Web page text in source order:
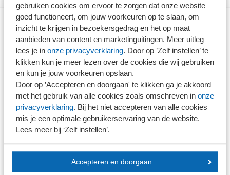
gebruiken cookies om ervoor te zorgen dat onze website
goed functioneert, om jouw voorkeuren op te slaan, om
inzicht te krijgen in bezoekersgedrag en het op maat
aanbieden van content en marketinguitingen. Meer uitleg
lees je in onze privacyverklaring. Door op ’Zelf instellen’ te
klikken kun je meer lezen over de cookies die wij gebruiken
en kun je jouw voorkeuren opslaan.
Door op ’Accepteren en doorgaan' te klikken ga je akkoord
met het gebruik van alle cookies zoals omschreven in onze
privacyverklaring. Bij het niet accepteren van alle cookies
mis je een optimale gebruikerservaring van de website.
Lees meer bij ‘Zelf instellen’.
Accepteren en doorgaan
Direct naar
Stel je vaktechnische vraag
Branche in Zicht
Dossiers
Kantoorvinder
Nieuwsbank
Handige links